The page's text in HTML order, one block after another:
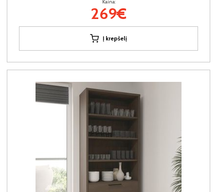
Kaina:
269€
Į krepšelį